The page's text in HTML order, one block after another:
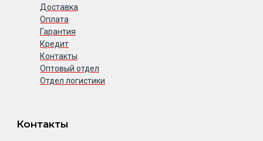
Доставка
Оплата
Гарантия
Кредит
Контакты
Оптовый отдел
Отдел логистики
Контакты